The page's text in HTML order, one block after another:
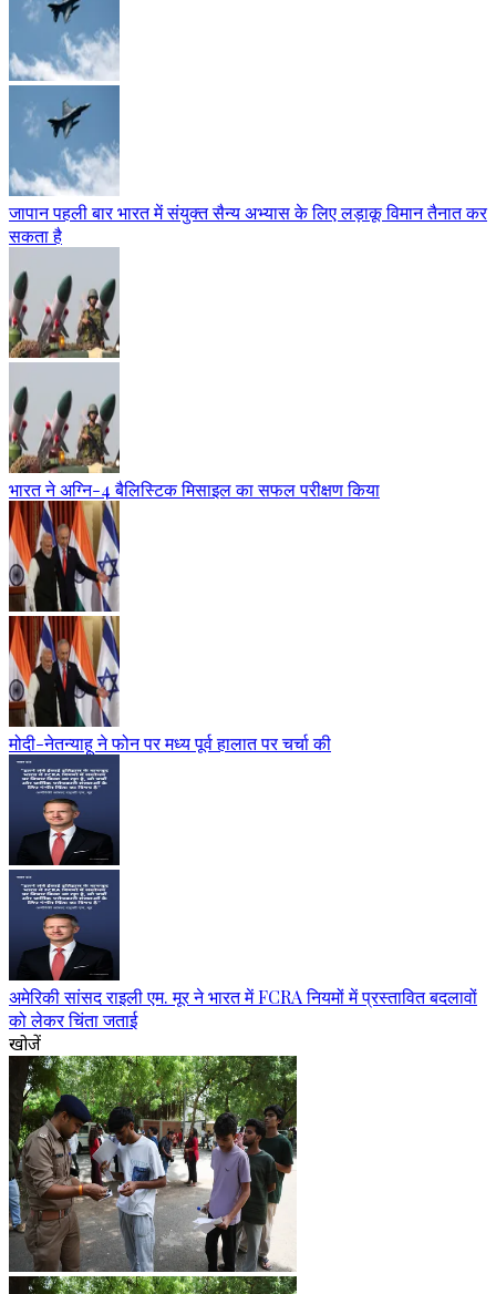
जापान पहली बार भारत में संयुक्त सैन्य अभ्यास के लिए लड़ाकू विमान तैनात कर
सकता है
भारत ने अग्नि-4 बैलिस्टिक मिसाइल का सफल परीक्षण किया
मोदी-नेतन्याहू ने फोन पर मध्य पूर्व हालात पर चर्चा की
अमेरिकी सांसद राइली एम. मूर ने भारत में FCRA नियमों में प्रस्तावित बदलावों
को लेकर चिंता जताई
खोजें